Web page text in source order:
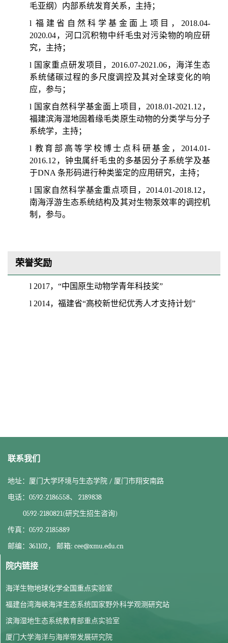
毛亚纲）内部系统发育关系，主持；
l福建省自然科学基金面上项目 ， 2018.04-
2020.04，河口沉积物中纤毛虫对污染物的响应研
究，主持；
l 国家重点研发项目， 2016.07-2021.06，海洋生态
系统储碳过程的多尺度调控及其对全球变化的响
应，参与；
l 国家自然科学基金面上项目 ， 2018.01-2021.12 ，
福建滨海湿地固着缘毛类原生动物的分类学与分子
系统学，主持；
l教育部高等学校博士点科研基金， 2014.01-
2016.12 ，钟虫属纤毛虫的多基因分子系统学及基
于DNA 条形码进行种类鉴定的应用研究， 主持；
l 国家自然科学基金重点项目， 2014.01-2018.12 ，
南海浮游生态系统结构及其对生物泵效率的调控机
制，参与。
荣誉奖励
l 2017， “中国原生动物学青年科技奖”
l 2014，福建省“高校新世纪优秀人才支持计划 ”
联系我们
地址：厦门大学环境与生态学院 / 厦门市翔安南路
电话：0592-2186558、 2189838
0592-2180821(研究生招生咨询)
传真：0592-2185889
邮编：361102， 邮箱: cee@xmu.edu.cn
院内链接
海洋生物地球化学全国重点实验室
福建台湾海峡海洋生态系统国家野外科学观测研究站
滨海湿地生态系统教育部重点实验室
厦门大学海洋与海岸带发展研究院